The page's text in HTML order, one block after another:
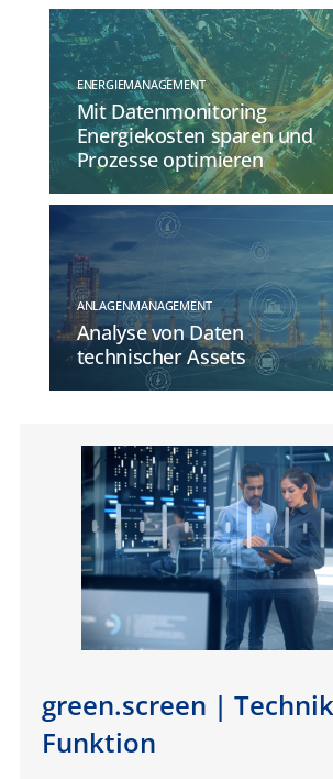
ENERGIEMANAGEMENT
Mit Datenmonitoring
Energiekosten sparen und
Prozesse optimieren
ANLAGENMANAGEMENT
Analyse von Daten
technischer Assets
green.screen |
Funktion